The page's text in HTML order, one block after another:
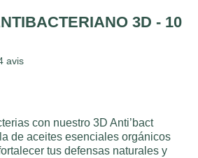
3D - 10
avis
con nuestro 3D Anti’bact
de aceites esenciales orgánicos
tus defensas naturales y